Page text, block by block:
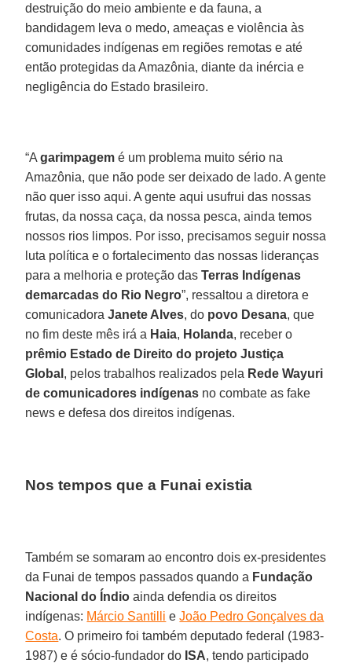
destruição do meio ambiente e da fauna, a
bandidagem leva o medo, ameaças e violência às
comunidades indígenas em regiões remotas e até
então protegidas da Amazônia, diante da inércia e
negligência do Estado brasileiro.
“Agarimpagem é um problema muito sério na
Amazônia, que não pode ser deixado de lado. A gente
não quer isso aqui. A gente aqui usufrui das nossas
frutas, da nossa caça, da nossa pesca, ainda temos
nossos rios limpos. Por isso, precisamos seguir nossa
luta política e o fortalecimento das nossas lideranças
para a melhoria e proteção dasTerras Indígenas
demarcadas do Rio Negro”, ressaltou a diretora e
comunicadoraJanete Alves, do povo Desana, que
no fim deste mês irá a Haia, Holanda, receber o
prêmio Estado de Direito do projeto Justiça
Global , pelos trabalhos realizados pela Rede Wayuri
de comunicadores indígenas no combate as fake
news e defesa dos direitos indígenas.
Nos tempos que a Funai existia
Também se somaram ao encontro dois ex-presidentes
da Funai de tempos passados quando a Fundação
Nacional do Índio ainda defendia os direitos
indígenas: Márcio Santilli eJoão Pedro Gonçalves da
Costa. O primeiro foi também deputado federal (1983-
1987) e é sócio-fundador do ISA, tendo participado